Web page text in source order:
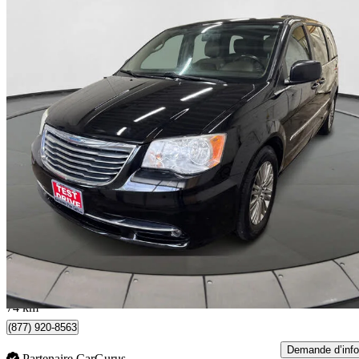
2013 Chrysler Town & Country
Touring-L FWD202 766 km
114 $/mois env.
Toronto, ON
74 km
(877) 920-8563
Demande d’info